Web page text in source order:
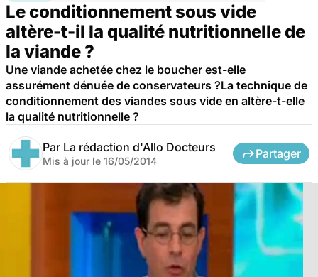
Le conditionnement sous vide
altère-t-il la qualité nutritionnelle de
la viande ?
Une viande achetée chez le boucher est-elle
assurément dénuée de conservateurs ?La technique de
conditionnement des viandes sous vide en altère-t-elle
la qualité nutritionnelle ?
Par La rédaction d'Allo Docteurs
Mis à jour le 16/05/2014
Partager